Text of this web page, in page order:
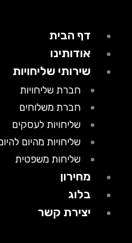
דף הבית
אודותינו
שירותי שליחויות
חברת שליחויות
חברת משלוחים
שליחויות לעסקים
שליחויות מהיום
שליחות משפטית
מחירון
בלוג
יצירת קשר